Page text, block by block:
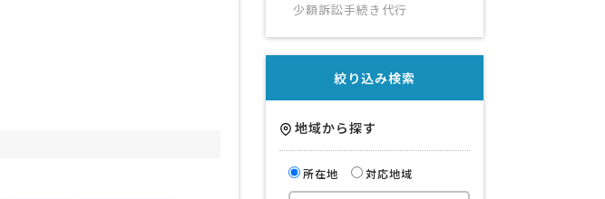
少額訴訟手続き代行
絞り込み検索
地域から探す
所在地 対応地域